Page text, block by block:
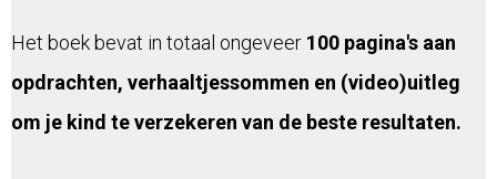
Het boek bevat in totaal ongeveer 100 pagina's aan
opdrachten, verhaaltjessommen en (video)uitleg
om je kind te verzekeren van de beste resultaten.